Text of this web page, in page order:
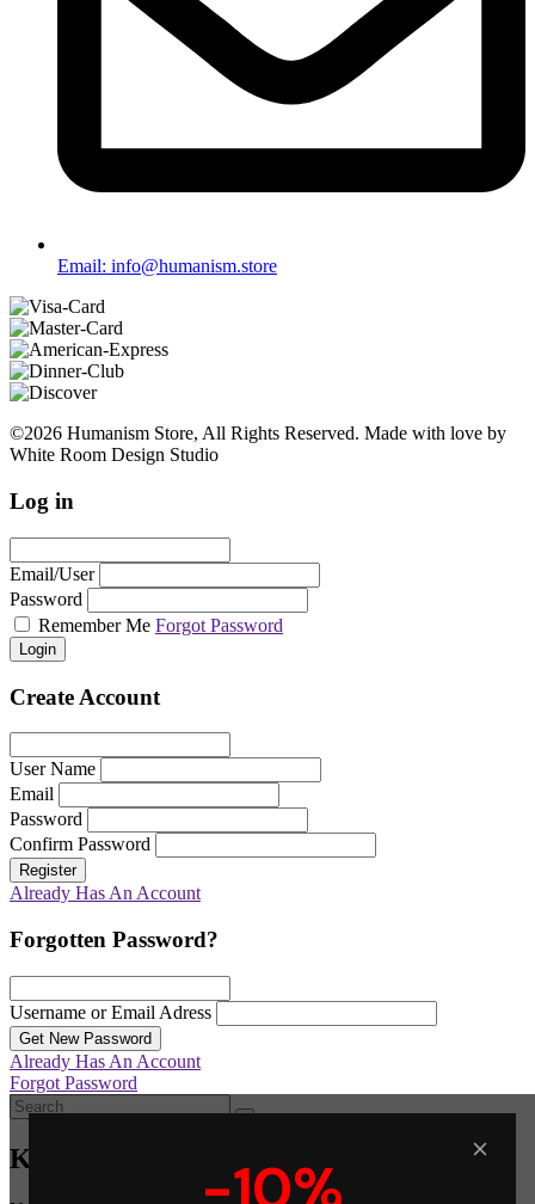
Email: info@humanism.store
©2026 Humanism Store, All Rights Reserved. Made with love by
White Room Design Studio
Log in
Email/User
Password
Remember Me Forgot Password
Login
Create Account
User Name
Email
Password
Confirm Password
Register
Already Has An Account
Forgotten Password?
Username or Email Adress
Get New Password
Already Has An Account
Forgot Password
-10%
Καλάθι